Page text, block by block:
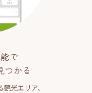
で
つかる
光エリア、